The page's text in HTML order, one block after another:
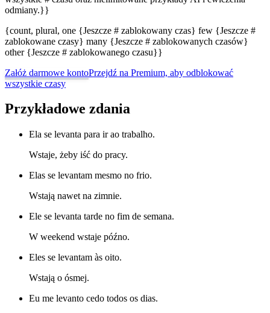
odmiany.}}
{count, plural, one {Jeszcze # zablokowany czas} few {Jeszcze #
zablokowane czasy} many {Jeszcze # zablokowanych czasów}
other {Jeszcze # zablokowanego czasu}}
Załóż darmowe kontoPrzejdź na Premium, aby odblokować
wszystkie czasy
Przykładowe zdania
Ela se levanta para ir ao trabalho.
Wstaje, żeby iść do pracy.
Elas se levantam mesmo no frio.
Wstają nawet na zimnie.
Ele se levanta tarde no fim de semana.
W weekend wstaje późno.
Eles se levantam às oito.
Wstają o ósmej.
Eu me levanto cedo todos os dias.